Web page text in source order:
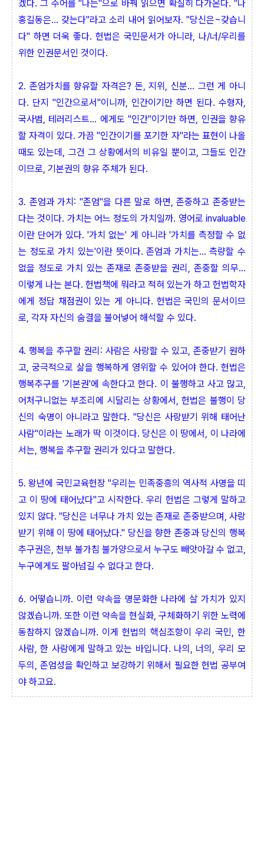
겠다. 그 주어를 "나는"으로 바꿔 읽으면 확실히 다가온다. "나
홍길동은... 갖는다"라고 소리 내어 읽어보자. "당신은~갖습니
다" 하면 더욱 좋다. 헌법은 국민문서가 아니라, 나/너/우리를
위한 인권문서인 것이다.
2. 존엄가치를 향유할 자격은? 돈, 지위, 신분... 그런 게 아니
다. 단지 "인간으로서"이니까, 인간이기만 하면 된다. 수형자,
국사범, 테러리스트... 에게도 "인간"이기만 하면, 인권을 향유
할 자격이 있다. 가끔 "인간이기를 포기한 자"라는 표현이 나올
때도 있는데, 그건 그 상황에서의 비유일 뿐이고, 그들도 인간
이므로, 기본권의 향유 주체가 된다.
3. 존엄과 가치: "존엄"을 다른 말로 하면, 존중하고 존중받는
다는 것이다. 가치는 어느 정도의 가치일까. 영어로 invaluable
이란 단어가 있다. '가치 없는' 게 아니라 '가치를 측정할 수 없
는 정도로 가치 있는'이란 뜻이다. 존엄과 가치는... 측량할 수
없을 정도로 가치 있는 존재로 존중받을 권리, 존중할 의무...
이렇게 나는 본다. 헌법책에 뭐라고 적혀 있는가 하고 헌법학자
에게 정답 채점권이 있는 게 아니다. 헌법은 국민의 문서이므
로, 각자 자신의 숨결을 불어넣어 해석할 수 있다.
4. 행복을 추구할 권리: 사람은 사랑할 수 있고, 존중받기 원하
고, 궁극적으로 삶을 행복하게 영위할 수 있어야 한다. 헌법은
행복추구를 '기본권'에 속한다고 한다. 이 불행하고 사고 많고,
어처구니없는 부조리에 시달리는 상황에서, 헌법은 불행이 당
신의 숙명이 아니라고 말한다. "당신은 사랑받기 위해 태어난
사람"이라는 노래가 딱 이것이다. 당신은 이 땅에서, 이 나라에
서는, 행복을 추구할 권리가 있다고 말한다.
5. 왕년에 국민교육헌장 "우리는 민족중흥의 역사적 사명을 띠
고 이 땅에 태어났다"고 시작한다. 우리 헌법은 그렇게 말하고
있지 않다. "당신은 너무나 가치 있는 존재로 존중받으며, 사랑
받기 위해 이 땅에 태어났다." 당신을 향한 존중과 당신의 행복
추구권은, 천부 불가침 불가양으로서 누구도 빼앗아갈 수 없고,
누구에게도 팔아넘길 수 없다고 한다.
6. 어떻습니까. 이런 약속을 명문화한 나라에 살 가치가 있지
않겠습니까. 또한 이런 약속을 현실화, 구체화하기 위한 노력에
동참하지 않겠습니까. 이게 헌법의 핵심조항이 우리 국민, 한
사람, 한 사람에게 말하고 있는 바입니다. 나의, 너의, 우리 모
두의, 존엄성을 확인하고 보강하기 위해서 필요한 헌법 공부여
야 하고요.